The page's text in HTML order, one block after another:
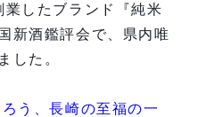
したブランド『純米
新酒鑑評会で、県内唯
した。
う、長崎の至福の一